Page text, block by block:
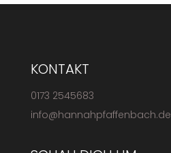
KONTAKT
0173 2545683
info@hannahpfaffenbach.de